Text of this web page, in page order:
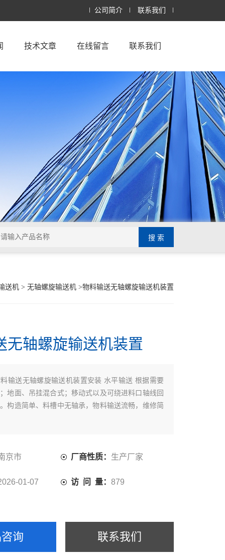
公司简介 联系我们
技术文章 在线留言 联系我们
送机 > 无轴螺旋输送机 >物料输送无轴螺旋输送机装置
无轴螺旋输送机装置
输送无轴螺旋输送机装置安装 水平输送 根据需要
地面、吊挂混合式；移动式以及可绕进料口轴线回
构造简单、料槽中无轴承，物料输送流畅，维修简
京市 厂商性质： 生产厂家
01-07 访 问 量： 879
询 联系我们